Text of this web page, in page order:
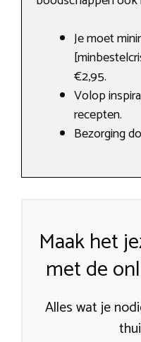
Je moet
€2,95.
Volop
recepten.
Bezorging
Maak het
met de
Alles wat je